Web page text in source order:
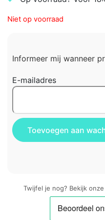
Niet op voorraad
Informeer mij wanneer
E-mailadres
Twijfel je nog? Bekijk